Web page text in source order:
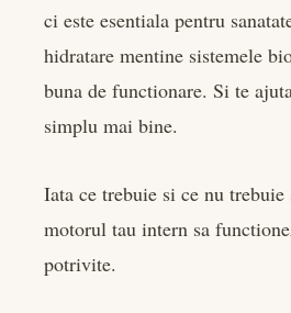
ci este esentiala pentru
hidratare mentine sistemele
buna de functionare. Si te
simplu mai bine.
Iata ce trebuie si ce nu
motorul tau intern sa
potrivite.